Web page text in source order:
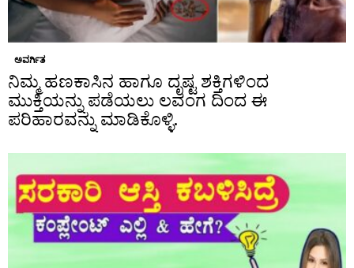
ಅವರ್ಗಿತ
ನಿಮ್ಮ ಹಣಕಾಸಿನ ಹಾಗೂ ದೃಷ್ಟ ಶಕ್ತಿಗಳಿಂದ
ಮುಕ್ತಿಯನ್ನು ಪಡೆಯಲು ಲವಂಗ ದಿಂದ ಈ
ಪರಿಹಾರವನ್ನು ಮಾಡಿಕೊಳ್ಳಿ.